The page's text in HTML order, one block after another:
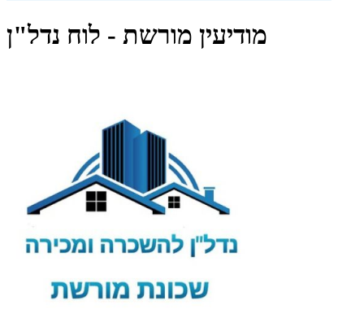
מודיעין מורשת - לוח נדל"ן